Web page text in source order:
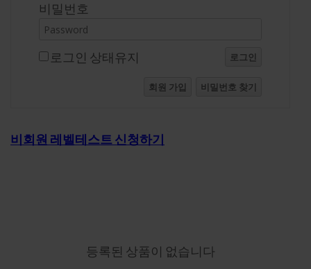
비밀번호
로그인 상태유지 로그인
회원 가입 비밀번호 찾기
비회원 레벨테스트 신청하기
등록된 상품이 없습니다